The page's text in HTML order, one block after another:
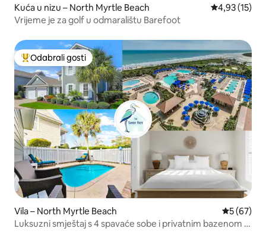
Kuća u nizu – North Myrtle Beach Prosječna
4,93 (15)
Vrijeme je za golf u odmaralištu Barefoot
Među najviše rangiranima s oznakom „Odabrali gosti”
Odabrali gosti
Vila – North Myrtle Beach Prosječna
5 (67)
Luksuzni smještaj s 4 spavaće sobe i privatnim bazenom u